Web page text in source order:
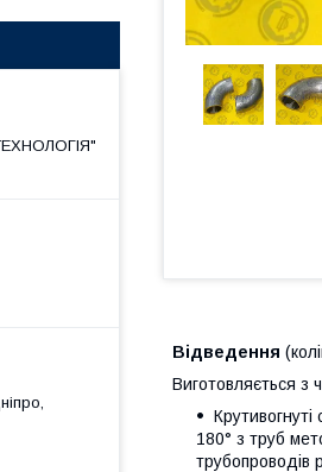
Відведення
Виготовляється з
Крутивогнуті
180° з труб
трубопроводів